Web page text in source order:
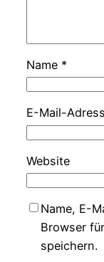
Name *
E-Mail-
Website
Name, E-
Browser
speichern.